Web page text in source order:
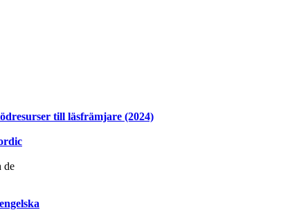
till läsfrämjare (2024)
de